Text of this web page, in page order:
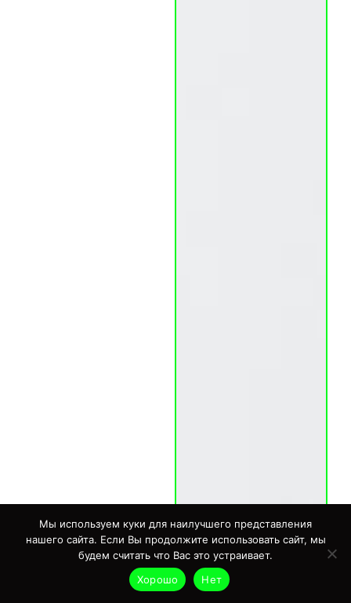
Мы используем куки для наилучшего представления
нашего сайта. Если Вы продолжите использовать сайт, мы
будем считать что Вас это устраивает.
Хорошо
Нет